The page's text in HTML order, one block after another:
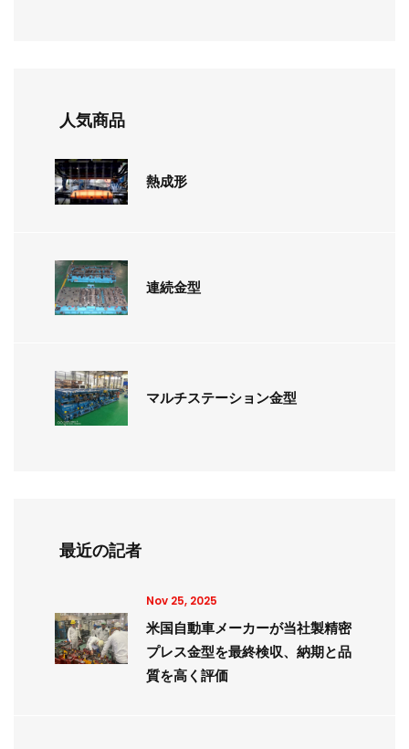
人気商品
熱成形
連続金型
マルチステーション金型
最近の記者
Nov 25, 2025
米国自動車メーカーが当社製精密
プレス金型を最終検収、納期と品
質を高く評価